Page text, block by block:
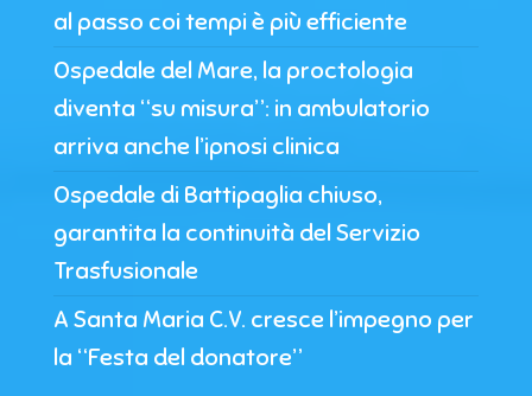
al passo coi tempi è più efficiente
Ospedale del Mare, la proctologia
diventa “su misura”: in ambulatorio
arriva anche l’ipnosi clinica
Ospedale di Battipaglia chiuso,
garantita la continuità del Servizio
Trasfusionale
A Santa Maria C.V. cresce l’impegno per
la “Festa del donatore”